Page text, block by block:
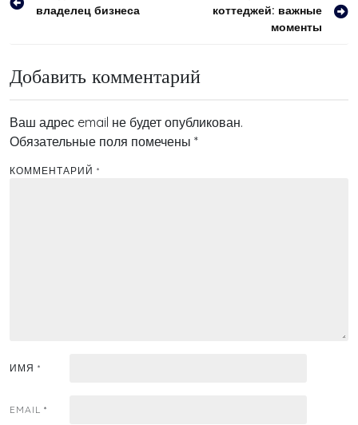
владелец бизнеса
коттеджей: важные
моменты
Добавить комментарий
Ваш адрес email не будет опубликован.
Обязательные поля помечены *
КОММЕНТАРИЙ *
ИМЯ *
EMAIL *